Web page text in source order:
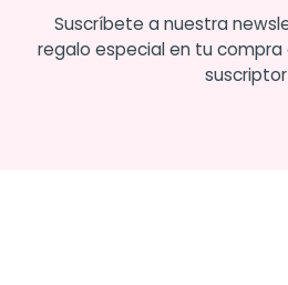
Suscríbete a nuestra
regalo especial en tu